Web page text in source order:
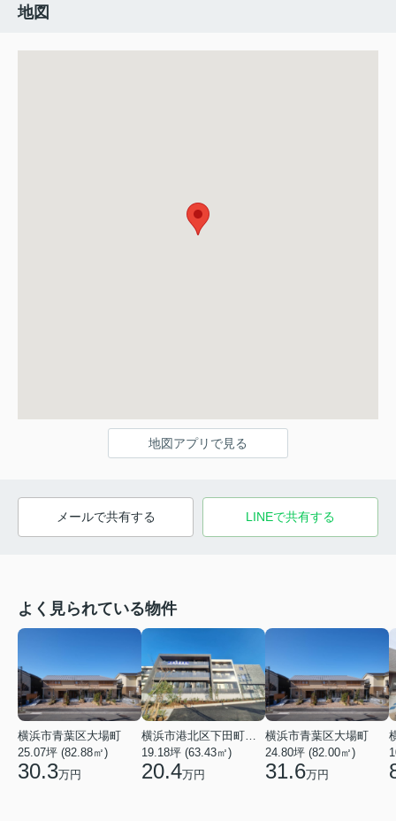
地図
地図アプリで見る
メールで共有する LINEで共有する
よく見られている物件
横浜市青葉区大場町
25.07坪 (82.88㎡)
30.3万円
19.18坪 (63.43㎡)
20.4万円
横浜市青葉区大場町
24.80坪 (82.00㎡)
31.6万円